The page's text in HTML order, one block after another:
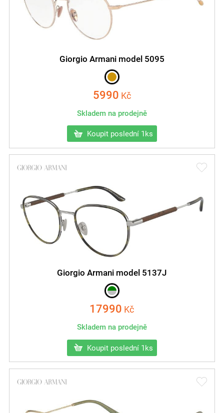
Giorgio Armani model 5095
5990 Kč
Skladem na prodejně
Koupit poslední 1ks
Giorgio Armani model 5137J
17990 Kč
Skladem na prodejně
Koupit poslední 1ks